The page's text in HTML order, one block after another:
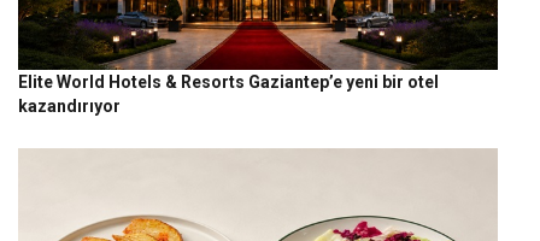
Elite World Hotels & Resorts Gaziantep’e yeni bir otel
kazandırıyor